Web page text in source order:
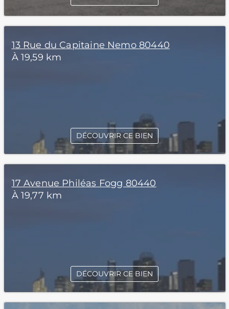
13 Rue du Capitaine Nemo 80440
À 19,59 km
DÉCOUVRIR CE BIEN
17 Avenue Philéas Fogg 80440
À 19,77 km
DÉCOUVRIR CE BIEN